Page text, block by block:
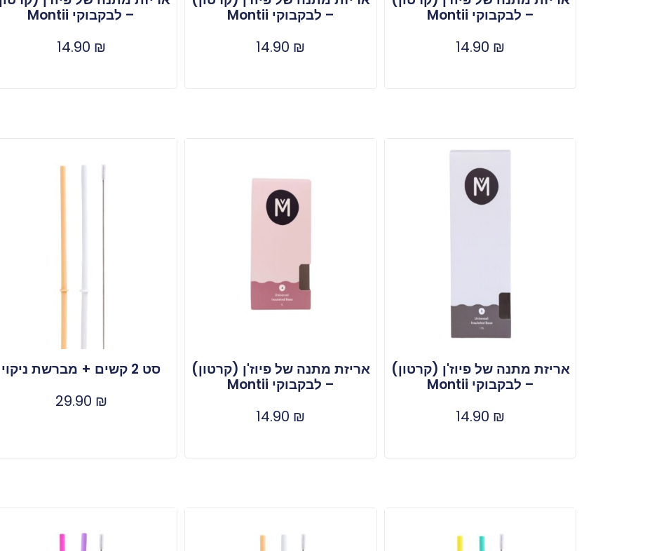
– לבקבוקי Montii
14.90 ₪
– לבקבוקי Montii
14.90 ₪
– לבקבוקי Montii
14.90 ₪
אריזת מתנה של פיוז'ן (קרטון)
– לבקבוקי Montii
14.90 ₪
אריזת מתנה של פיוז'ן (קרטון)
– לבקבוקי Montii
14.90 ₪
סט 2 קשים + מברשת ניקוי
29.90 ₪